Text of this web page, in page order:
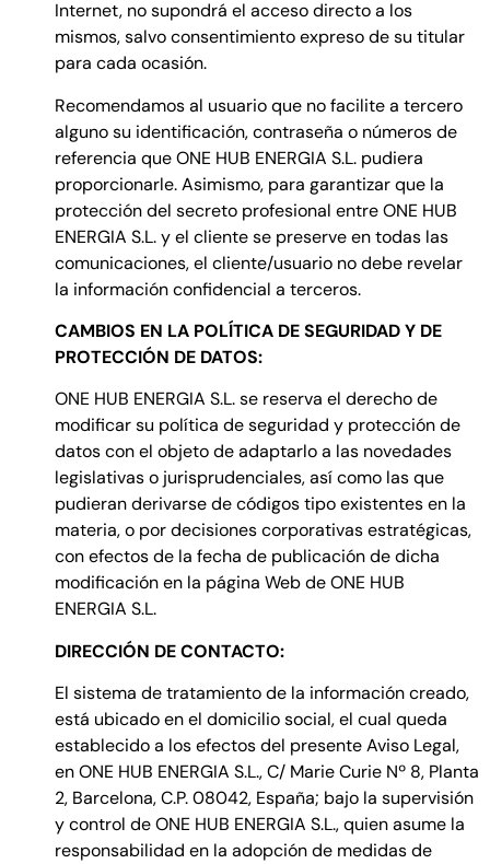
Internet, no supondrá el acceso directo a los
mismos, salvo consentimiento expreso de su titular
para cada ocasión.
Recomendamos al usuario que no facilite a tercero
alguno su identificación, contraseña o números de
referencia que ONE HUB ENERGIA S.L. pudiera
proporcionarle. Asimismo, para garantizar que la
protección del secreto profesional entre ONE HUB
ENERGIA S.L. y el cliente se preserve en todas las
comunicaciones, el cliente/usuario no debe revelar
la información confidencial a terceros.
CAMBIOS EN LA POLÍTICA DE SEGURIDAD Y DE
PROTECCIÓN DE DATOS:
ONE HUB ENERGIA S.L. se reserva el derecho de
modificar su política de seguridad y protección de
datos con el objeto de adaptarlo a las novedades
legislativas o jurisprudenciales, así como las que
pudieran derivarse de códigos tipo existentes en la
materia, o por decisiones corporativas estratégicas,
con efectos de la fecha de publicación de dicha
modificación en la página Web de ONE HUB
ENERGIA S.L.
DIRECCIÓN DE CONTACTO:
El sistema de tratamiento de la información creado,
está ubicado en el domicilio social, el cual queda
establecido a los efectos del presente Aviso Legal,
en ONE HUB ENERGIA S.L., C/ Marie Curie Nº 8, Planta
2, Barcelona, C.P. 08042, España; bajo la supervisión
y control de ONE HUB ENERGIA S.L., quien asume la
responsabilidad en la adopción de medidas de